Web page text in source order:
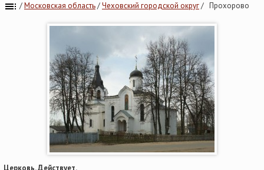
/Московская область/Чеховский городской округ/ Прохорово
Церковь. Действует.